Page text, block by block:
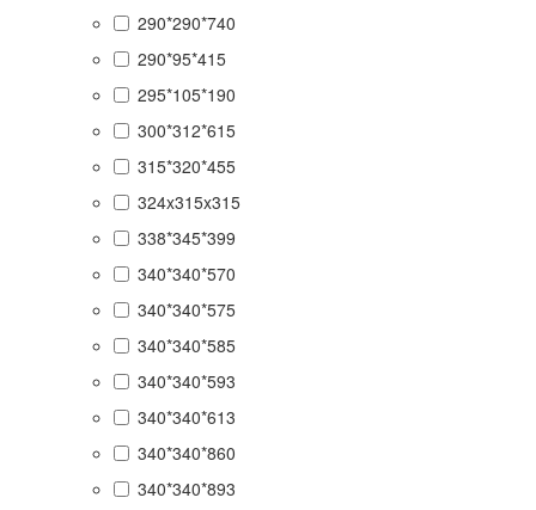
290*290*740
290*95*415
295*105*190
300*312*615
315*320*455
324x315x315
338*345*399
340*340*570
340*340*575
340*340*585
340*340*593
340*340*613
340*340*860
340*340*893